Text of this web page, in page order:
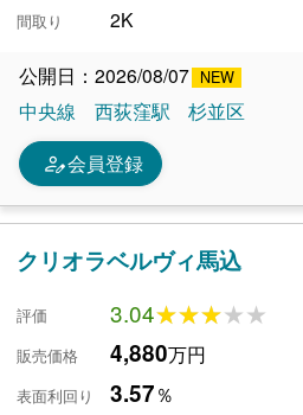
間取り 2K
公開日：2026/08/07
中央線
西荻窪駅 杉並区
person_edit会員登録
クリオラベルヴィ馬込
評価 3.04★★★★★
★★★★★
販売価格 4,880万円
表面利回り 3.57％